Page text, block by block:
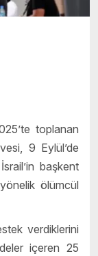
toplanan
9 Eylül’de
başkent
ölümcül
verdiklerini
içeren 25